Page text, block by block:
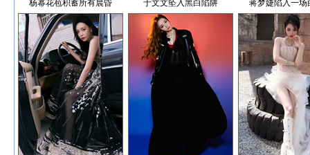
杨幂花苞积蓄所有晨昏 于文文坠入黑白陷阱 蒋梦婕陷入一场